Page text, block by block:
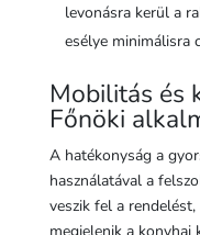
levonásra kerül a
esélye minimálisra
Mobilitás és
Főnöki
A hatékonyság a
használatával a
veszik fel a